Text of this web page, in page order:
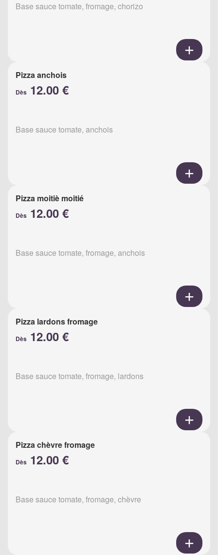
Base sauce tomate, fromage, chorizo
Pizza anchois
Dès 12.00 €
Base sauce tomate, anchois
Pizza moitiè moitié
Dès 12.00 €
Base sauce tomate, fromage, anchois
Pizza lardons fromage
Dès 12.00 €
Base sauce tomate, fromage, lardons
Pizza chèvre fromage
Dès 12.00 €
Base sauce tomate, fromage, chèvre